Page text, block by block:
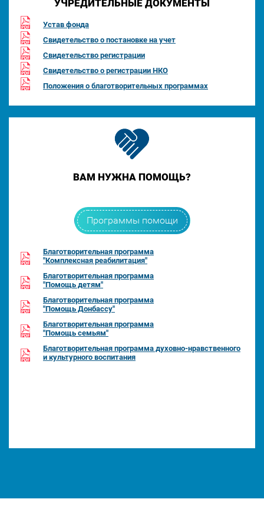
УЧРЕДИТЕЛЬНЫЕ ДОКУМЕНТЫ
Устав фонда
Свидетельство о постановке на учет
Свидетельство регистрации
Свидетельство о регистрации НКО
Положения о благотворительных программах
ВАМ НУЖНА ПОМОЩЬ?
Программы помощи
Благотворительная программа
"Комплексная реабилитация"
Благотворительная программа
"Помощь детям"
Благотворительная программа
"Помощь Донбассу"
Благотворительная программа
"Помощь семьям"
Благотворительная программа духовно-нравственного
и культурного воспитания